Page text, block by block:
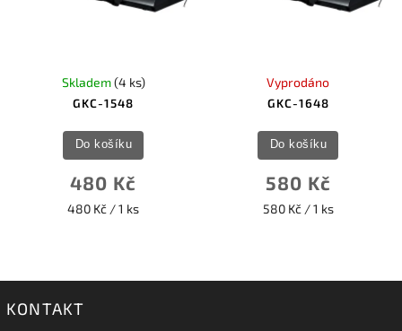
GKC-1548
Skladem(4 ks)
480 Kč
480 Kč / 1 ks
Do košíku
GKC-1648
Vyprodáno
580 Kč
580 Kč / 1 ks
Do košíku
KONTAKT